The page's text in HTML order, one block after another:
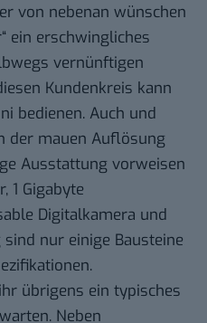
von nebenan wünschen
ein erschwingliches
vernünftigen
Kundenkreis kann
bedienen. Auch und
der mauen Auflösung
Ausstattung vorweisen
1 Gigabyte
Digitalkamera und
nur einige Bausteine
übrigens ein typisches
Neben